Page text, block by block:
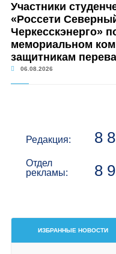
Участники
«Россети
Черкесскэнерго»
мемориальном
защитникам
06.08.2026
Редакция: 8
Отдел
рекламы:
8
ИЗБРАННЫЕ НОВОСТИ